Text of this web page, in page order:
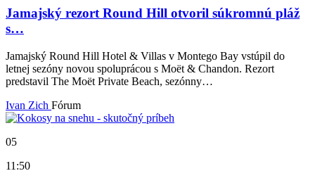
Jamajský rezort Round Hill otvoril súkromnú pláž
s…
Jamajský Round Hill Hotel & Villas v Montego Bay vstúpil do
letnej sezóny novou spoluprácou s Moët & Chandon. Rezort
predstavil The Moët Private Beach, sezónny…
Ivan Zich Fórum
05
11:50